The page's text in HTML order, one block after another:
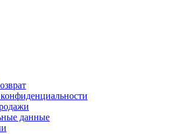
данные